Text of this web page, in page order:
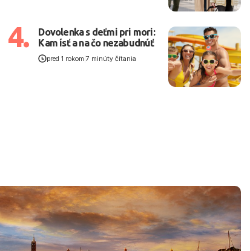
4.
Dovolenka s deťmi pri mori:
Kam ísť a na čo nezabudnúť
pred 1 rokom |7 minúty čítania